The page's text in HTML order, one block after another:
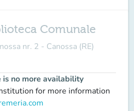
Comunale
nr. 2 - Canossa (RE)
no more availability
for more information